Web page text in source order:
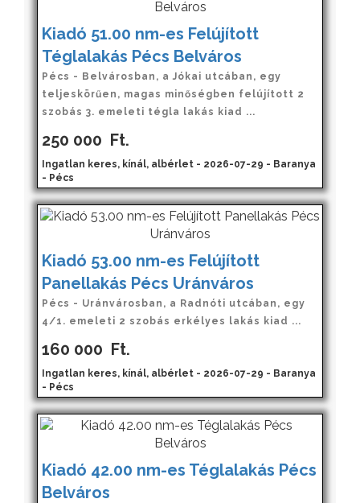
Kiadó 51.00 nm-es Felújított
Téglalakás Pécs Belváros
Pécs - Belvárosban, a Jókai utcában, egy
teljeskörűen, magas minőségben felújított 2
szobás 3. emeleti tégla lakás kiad ...
250 000 Ft.
Ingatlan keres, kínál, albérlet - 2026-07-29 - Baranya
- Pécs
Kiadó 53.00 nm-es Felújított
Panellakás Pécs Uránváros
Pécs - Uránvárosban, a Radnóti utcában, egy
4/1. emeleti 2 szobás erkélyes lakás kiad ...
160 000 Ft.
Ingatlan keres, kínál, albérlet - 2026-07-29 - Baranya
- Pécs
Kiadó 42.00 nm-es Téglalakás Pécs
Belváros